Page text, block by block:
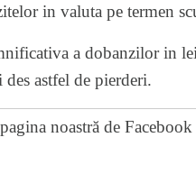
in valuta pe termen
a dobanzilor in
des astfel de pierderi.
pagina noastră de Facebook